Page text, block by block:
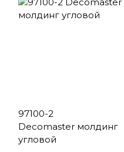
97100-2
Decomaster молдинг
угловой